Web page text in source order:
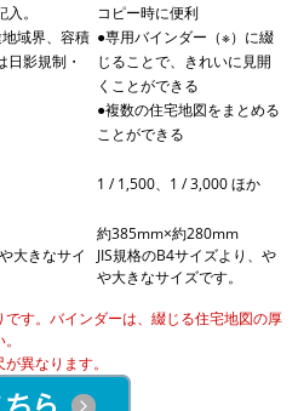
。
域界、容積
影規制・
コピー時に便利
●専用バインダー（※）に綴
じることで、きれいに見開
くことができる
●複数の住宅地図をまとめる
ことができる
1 / 1,500、1 / 3,000 ほか
大きなサイ
約385mm×約280mm
JIS規格のB4サイズより、や
や大きなサイズです。
す。バインダーは、綴じる住宅地図の厚
異なります。